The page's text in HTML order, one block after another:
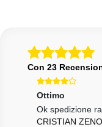
Con 23
Ottimo
Ok spedizione
CRISTIAN